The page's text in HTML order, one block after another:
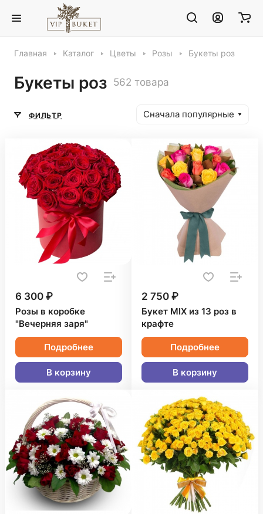
Главная Каталог Цветы Розы Букеты роз
Букеты роз 562 товара
ФИЛЬТР Сначала популярные
6 300 ₽
Розы в коробке
"Вечерняя заря"
Подробнее
В корзину
2 750 ₽
Букет MIX из 13 роз в
крафте
Подробнее
В корзину